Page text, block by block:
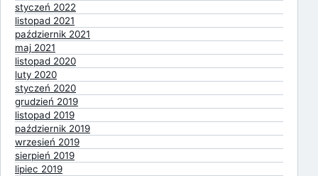
styczeń 2022
listopad 2021
październik 2021
maj 2021
listopad 2020
luty 2020
styczeń 2020
grudzień 2019
listopad 2019
październik 2019
wrzesień 2019
sierpień 2019
lipiec 2019